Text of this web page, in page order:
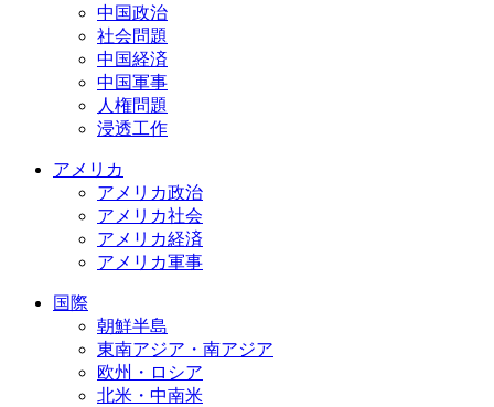
中国政治
社会問題
中国経済
中国軍事
人権問題
浸透工作
アメリカ
アメリカ政治
アメリカ社会
アメリカ経済
アメリカ軍事
国際
朝鮮半島
東南アジア・南アジア
欧州・ロシア
北米・中南米